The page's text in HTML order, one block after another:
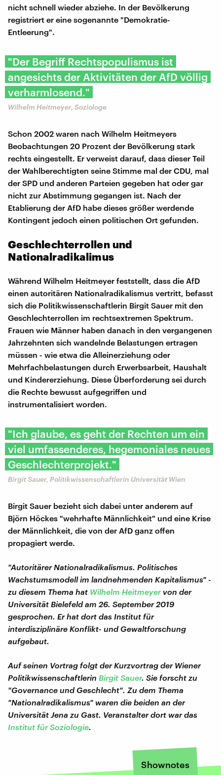
nicht schnell wieder abziehe. In der Bevölkerung
registriert er eine sogenannte "Demokratie-
Entleerung".
"Der Begriff Rechtspopulismus ist
angesichts der Aktivitäten der AfD völlig
verharmlosend."
Wilhelm Heitmeyer, Soziologe
Schon 2002 waren nach Wilhelm Heitmeyers
Beobachtungen 20 Prozent der Bevölkerung stark
rechts eingestellt. Er verweist darauf, dass dieser Teil
der Wahlberechtigten seine Stimme mal der CDU, mal
der SPD und anderen Parteien gegeben hat oder gar
nicht zur Abstimmung gegangen ist. Nach der
Etablierung der AfD habe dieses größer werdende
Kontingent jedoch einen politischen Ort gefunden.
Geschlechterrollen und
Nationalradikalimus
Während Wilhelm Heitmeyer feststellt, dass die AfD
einen autoritären Nationalradikalismus vertritt, befasst
sich die Politikwissenschaftlerin Birgit Sauer mit den
Geschlechterrollen im rechtsextremen Spektrum.
Frauen wie Männer haben danach in den vergangenen
Jahrzehnten sich wandelnde Belastungen ertragen
müssen - wie etwa die Alleinerziehung oder
Mehrfachbelastungen durch Erwerbsarbeit, Haushalt
und Kindererziehung. Diese Überforderung sei durch
die Rechte bewusst aufgegriffen und
instrumentalisiert worden.
"Ich glaube, es geht der Rechten um ein
viel umfassenderes, hegemoniales neues
Geschlechterprojekt."
Birgit Sauer, Politikwissenschaftlerin Universität Wien
Birgit Sauer bezieht sich dabei unter anderem auf
Björn Höckes "wehrhafte Männlichkeit" und eine Krise
der Männlichkeit, die von der AfD ganz offen
propagiert werde.
"Autoritärer Nationalradikalismus. Politisches
Wachstumsmodell im landnehmenden Kapitalismus" -
zu diesem Thema hat Wilhelm Heitmeyervon der
Universität Bielefeld am 26. September 2019
gesprochen. Er hat dort das Institut für
interdisziplinäre Konflikt- und Gewaltforschung
aufgebaut.
Auf seinen Vortrag folgt der Kurzvortrag der Wiener
Politikwissenschaftlerin Birgit Sauer. Sie forscht zu
"Governance und Geschlecht". Zu dem Thema
"Nationalradikalismus" waren die beiden an der
Universität Jena zu Gast. Veranstalter dort war das
Institut für Soziologie.
Shownotes